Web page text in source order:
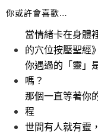
你或許會喜歡…
當情緒卡在身體
的穴位按壓聖經》
你遇過的「靈」
嗎？
那個一直等著你
程
世間有人就有靈